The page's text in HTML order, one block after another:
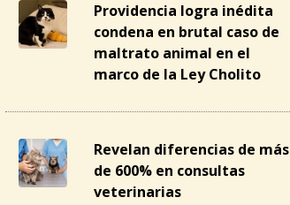
Providencia logra inédita
condena en brutal caso de
maltrato animal en el
marco de la Ley Cholito
Revelan diferencias de más
de 600% en consultas
veterinarias